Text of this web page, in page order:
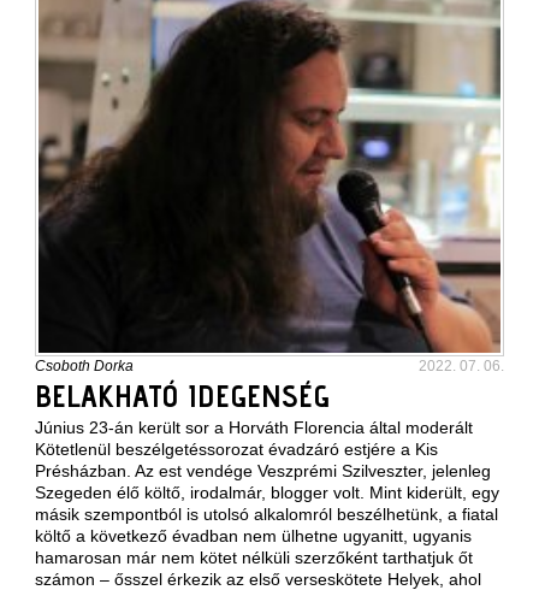
Csoboth Dorka 2022. 07. 06.
BELAKHATÓ IDEGENSÉG
Június 23-án került sor a Horváth Florencia által moderált
Kötetlenül beszélgetéssorozat évadzáró estjére a Kis
Présházban. Az est vendége Veszprémi Szilveszter, jelenleg
Szegeden élő költő, irodalmár, blogger volt. Mint kiderült, egy
másik szempontból is utolsó alkalomról beszélhetünk, a fiatal
költő a következő évadban nem ülhetne ugyanitt, ugyanis
hamarosan már nem kötet nélküli szerzőként tarthatjuk őt
számon – ősszel érkezik az első verseskötete Helyek, ahol